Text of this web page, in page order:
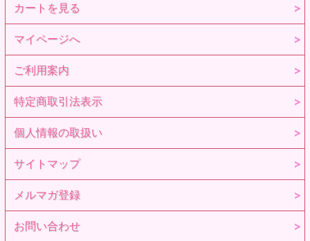
カートを見る
マイページへ
ご利用案内
特定商取引法表示
個人情報の取扱い
サイトマップ
メルマガ登録
お問い合わせ